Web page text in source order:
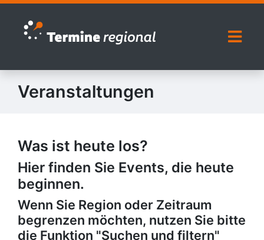
Zur Navigation springen
Zum Inhalt springen
Veranstaltungen
Was ist heute los?
Hier finden Sie Events, die heute
beginnen.
Wenn Sie Region oder Zeitraum
begrenzen möchten, nutzen Sie bitte
die Funktion "Suchen und filtern"